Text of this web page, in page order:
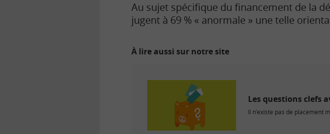
Au sujet spécifique du financement de la
jugent à 69 % « anormale » une telle
À lire aussi sur notre site
Les questions clefs
Il n’existe pas de placement